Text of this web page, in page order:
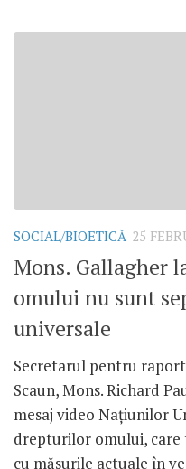
SOCIAL/BIOETICĂ 25
Mons. Gallagher
omului nu sunt
universale
Secretarul pentru
Scaun, Mons. Richard
mesaj video Națiunilor
drepturilor omului, care
cu măsurile actuale în